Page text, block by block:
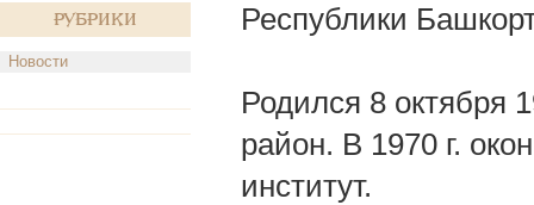
Рубрики
Новости
Республики
Родился 8 октября
район. В 1970 г.
институт.